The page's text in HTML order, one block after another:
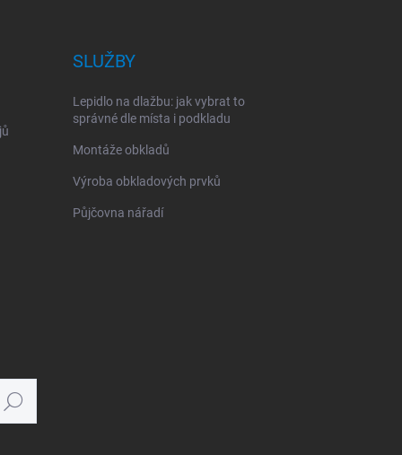
SLUŽBY
Lepidlo na dlažbu: jak vybrat to
správné dle místa i podkladu
Montáže obkladů
Výroba obkladových prvků
Půjčovna nářadí